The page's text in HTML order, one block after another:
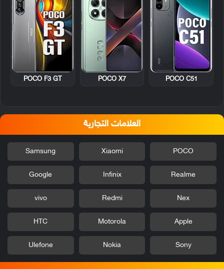
POCO C51
POCO X7
POCO F3 GT
العلامات التجارية
POCO
Xiaomi
Samsung
Realme
Infinix
Google
Nex
Redmi
vivo
Apple
Motorola
HTC
Sony
Nokia
Ulefone